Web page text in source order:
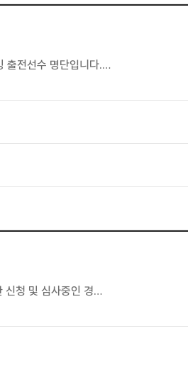
출전선수 명단입니다.…
신청 및 심사중인 경…